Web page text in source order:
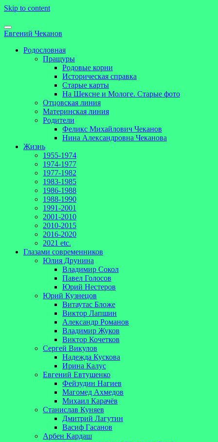
Skip to content
Евгений Чеканов
Родословная
Пращуры
Родовые корни
Историческая справка
Старые карты
На Шексне и Мологе. Старые фото
Отцовская линия
Материнская линия
Родители
Феликс Михайлович Чеканов
Нина Александровна Чеканова
Жизнь
1955-1974
1974-1977
1977-1982
1983-1985
1986-1988
1988-1990
1991-2001
2001-2010
2010-2015
2016-2020
2021 etc.
Глазами современников
Юлия Друнина
Владимир Сокол
Павел Голосов
Юрий Нестеров
Юрий Кузнецов
Витаутас Бложе
Виктор Лапшин
Александр Романов
Владимир Жуков
Виктор Кочетков
Сергей Викулов
Надежда Кускова
Ирина Калус
Евгений Евтушенко
Фейзудин Нагиев
Магомед Ахмедов
Михаил Карачёв
Станислав Куняев
Дмитрий Лагутин
Васиф Гасанов
Арбен Кардаш